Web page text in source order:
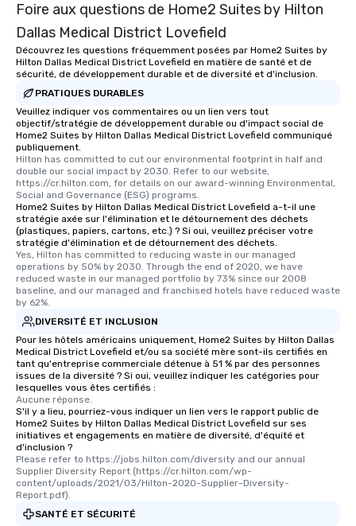
Foire aux questions de Home2 Suites by Hilton
Dallas Medical District Lovefield
Découvrez les questions fréquemment posées par Home2 Suites by
Hilton Dallas Medical District Lovefield en matière de santé et de
sécurité, de développement durable et de diversité et d'inclusion.
PRATIQUES DURABLES
Veuillez indiquer vos commentaires ou un lien vers tout
objectif/stratégie de développement durable ou d'impact social de
Home2 Suites by Hilton Dallas Medical District Lovefield communiqué
publiquement.
Hilton has committed to cut our environmental footprint in half and
double our social impact by 2030. Refer to our website,
https://cr.hilton.com, for details on our award-winning Environmental,
Social and Governance (ESG) programs.
Home2 Suites by Hilton Dallas Medical District Lovefield a-t-il une
stratégie axée sur l'élimination et le détournement des déchets
(plastiques, papiers, cartons, etc.) ? Si oui, veuillez préciser votre
stratégie d'élimination et de détournement des déchets.
Yes, Hilton has committed to reducing waste in our managed
operations by 50% by 2030. Through the end of 2020, we have
reduced waste in our managed portfolio by 73% since our 2008
baseline, and our managed and franchised hotels have reduced waste
by 62%.
DIVERSITÉ ET INCLUSION
Pour les hôtels américains uniquement, Home2 Suites by Hilton Dallas
Medical District Lovefield et/ou sa société mère sont-ils certifiés en
tant qu'entreprise commerciale détenue à 51 % par des personnes
issues de la diversité ? Si oui, veuillez indiquer les catégories pour
lesquelles vous êtes certifiés :
Aucune réponse.
S'il y a lieu, pourriez-vous indiquer un lien vers le rapport public de
Home2 Suites by Hilton Dallas Medical District Lovefield sur ses
initiatives et engagements en matière de diversité, d'équité et
d'inclusion ?
Please refer to https://jobs.hilton.com/diversity and our annual
Supplier Diversity Report (https://cr.hilton.com/wp-
content/uploads/2021/03/Hilton-2020-Supplier-Diversity-
Report.pdf).
SANTÉ ET SÉCURITÉ